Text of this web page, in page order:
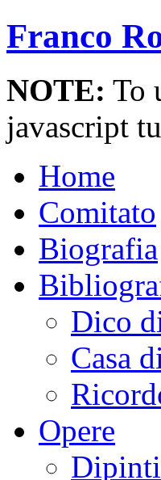
Franco
NOTE: To
javascript
Home
Comitato
Biografia
Dico
Casa
Opere
Dipinti